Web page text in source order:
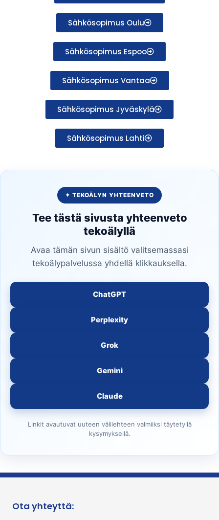
Sähkösopimus Oulu
Sähkösopimus Espoo
Sähkösopimus Vantaa
Sähkösopimus Jyväskylä
Sähkösopimus Lahti
✦ TEKOÄLYN YHTEENVETO
Tee tästä sivusta yhteenveto
tekoälyllä
Avaa tämän sivun sisältö valitsemassasi
tekoälypalvelussa yhdellä klikkauksella.
ChatGPT
Perplexity
Grok
Gemini
Claude
Linkit avautuvat uuteen välilehteen valmiiksi täytetyllä
kysymyksellä.
Ota yhteyttä: